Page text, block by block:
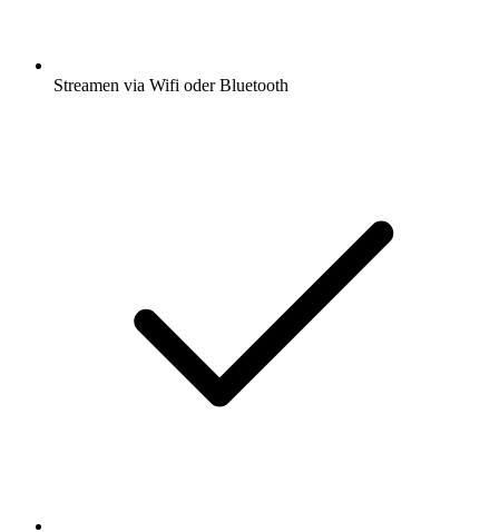
Streamen via Wifi oder Bluetooth